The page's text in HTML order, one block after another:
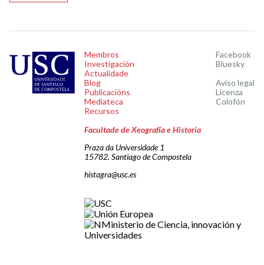
Membros
Investigación
Actualidade
Blog
Publicacións
Mediateca
Recursos
Facebook
Bluesky
Aviso legal
Licenza
Colofón
Facultade de Xeografía e Historia
Praza da Universidade 1
15782. Santiago de Compostela
histagra@usc.es